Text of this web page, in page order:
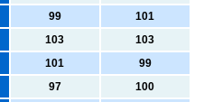
99
101
103
103
101
99
97
100